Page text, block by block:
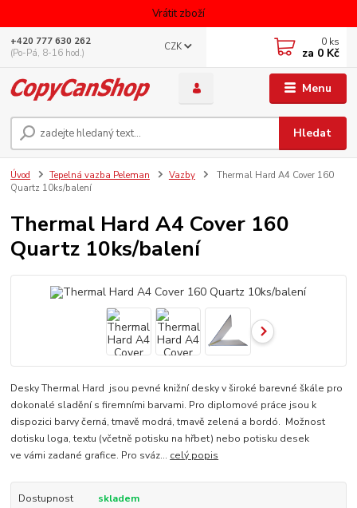
Vrátit zboží
Menu
CZK
Hledat
+420 777 630 262
(Po-Pá, 8-16 hod.)
0 ks
za 0 Kč
Úvod Tepelná vazba Peleman Vazby
Thermal Hard A4 Cover 160
Quartz 10ks/balení
Thermal Hard A4 Cover 160
Quartz 10ks/balení
Desky Thermal Hard jsou pevné knižní desky v široké barevné škále pro
dokonalé sladění s firemními barvami. Pro diplomové práce jsou k
dispozici barvy černá, tmavě modrá, tmavě zelená a bordó. Možnost
dotisku loga, textu (včetně potisku na hřbet) nebo potisku desek
ve vámi zadané grafice. Pro sváz... celý popis
Dostupnost
skladem